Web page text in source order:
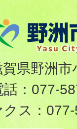
県野洲市
： 077-
クス：